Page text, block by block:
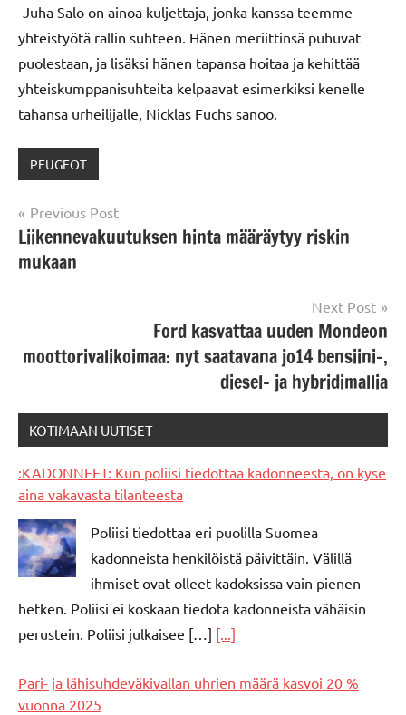
-Juha Salo on ainoa kuljettaja, jonka kanssa teemme
yhteistyötä rallin suhteen. Hänen meriittinsä puhuvat
puolestaan, ja lisäksi hänen tapansa hoitaa ja kehittää
yhteiskumppanisuhteita kelpaavat esimerkiksi kenelle
tahansa urheilijalle, Nicklas Fuchs sanoo.
PEUGEOT
Post
navigation
Previous Post
Liikennevakuutuksen hinta määräytyy riskin
mukaan
Next Post
Ford kasvattaa uuden Mondeon
moottorivalikoimaa: nyt saatavana jo14 bensiini-,
diesel- ja hybridimallia
KOTIMAAN UUTISET
:KADONNEET: Kun poliisi tiedottaa kadonneesta, on kyse
aina vakavasta tilanteesta
Poliisi tiedottaa eri puolilla Suomea
kadonneista henkilöistä päivittäin. Välillä
ihmiset ovat olleet kadoksissa vain pienen
hetken. Poliisi ei koskaan tiedota kadonneista vähäisin
perustein. Poliisi julkaisee […] [...]
Pari- ja lähisuhdeväkivallan uhrien määrä kasvoi 20 %
vuonna 2025